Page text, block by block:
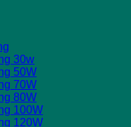
30w
50W
70W
80W
100W
120W